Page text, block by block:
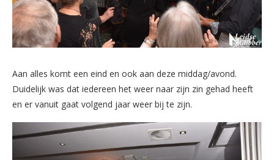
Aan alles komt een eind en ook aan deze middag/avond.
Duidelijk was dat iedereen het weer naar zijn zin gehad heeft
en er vanuit gaat volgend jaar weer bij te zijn.